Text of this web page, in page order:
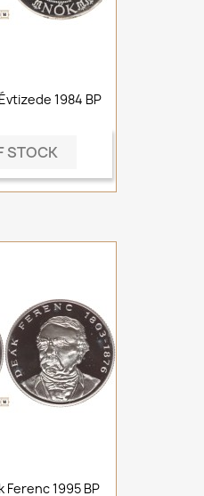
1984 BP
STOCK
Ferenc 1995 BP